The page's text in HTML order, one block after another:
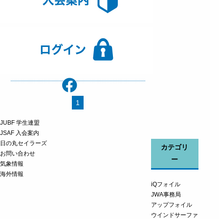
JUBF 学生連盟
JSAF 入会案内
日の丸セイラーズ
お問い合わせ
気象情報
海外情報
WATERMAN’S PRESS #014が公開されま
2022年8月1日｜JWA事務局
1
カテゴリ
ー
iQフォイル
JWA事務局
アップフォイル
ウインドサーファ